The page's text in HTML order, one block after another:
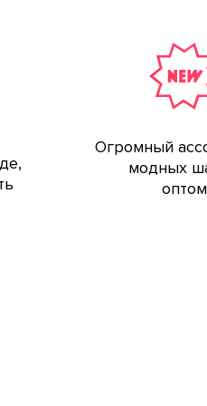
Огромный
модных
оптом